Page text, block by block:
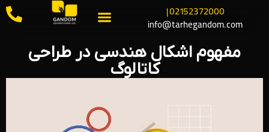
02152372000 |
info@tarhegandom.com
مفهوم اشکال هندسی در طراحی
کاتالوگ